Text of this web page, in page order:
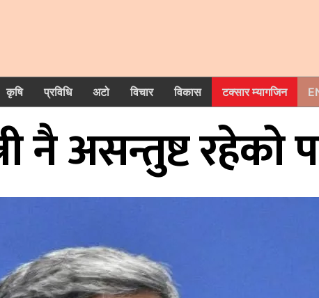
कृषि प्रविधि अटो विचार विकास टक्सार म्यागजिन
नै असन्तुष्ट